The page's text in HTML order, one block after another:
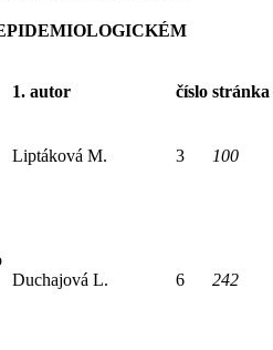
1. autor číslo stránka
Liptáková M. 3 100
Duchajová L. 6 242